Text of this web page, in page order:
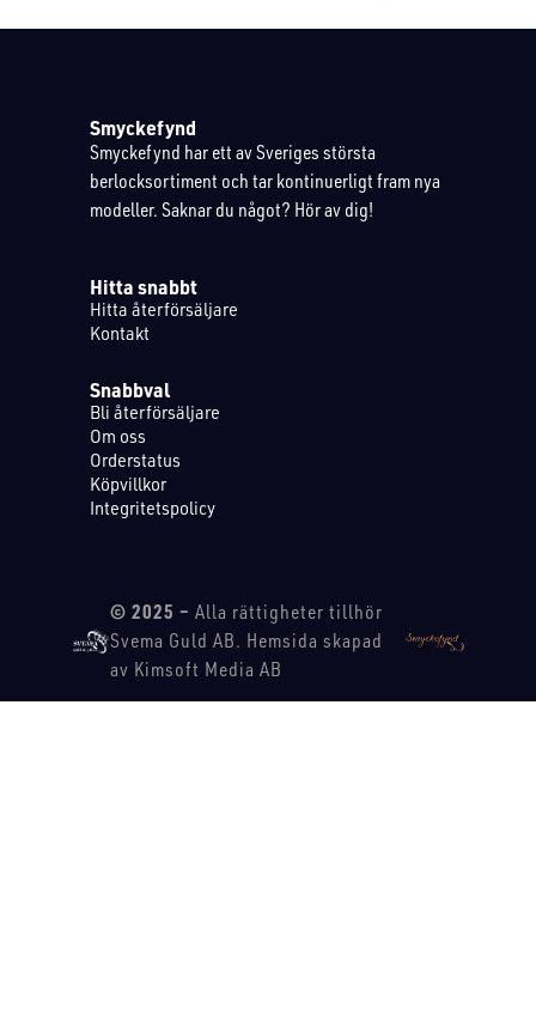
Smyckefynd
Smyckefynd har ett av Sveriges största
berlocksortiment och tar kontinuerligt fram nya
modeller. Saknar du något? Hör av dig!
Hitta snabbt
Hitta återförsäljare
Kontakt
Snabbval
Bli återförsäljare
Om oss
Orderstatus
Köpvillkor
Integritetspolicy
© 2025 – Alla rättigheter tillhör
Svema Guld AB. Hemsida skapad
av Kimsoft Media AB